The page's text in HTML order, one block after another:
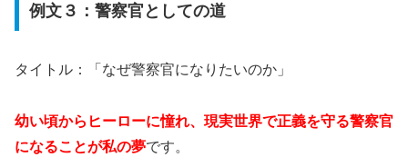
例文３：警察官としての道
タイトル：「なぜ警察官になりたいのか」
幼い頃からヒーローに憧れ、現実世界で正義を守る警察官
になることが私の夢です。